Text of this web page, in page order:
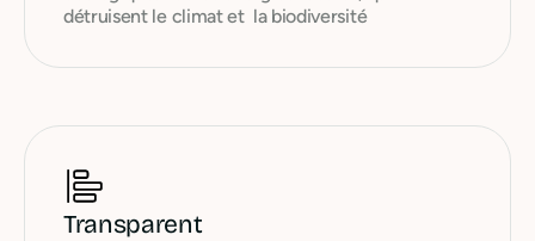
détruisent le climat et la biodiversité
Transparent